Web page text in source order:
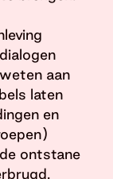
aan
laten
en
ontstane